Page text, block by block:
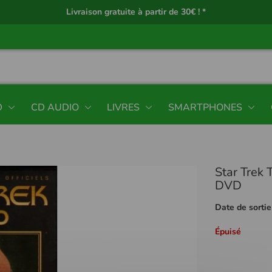
Livraison gratuite à partir de 30€ ! *
CD AUDIO LIVRES SMARTPHONES
Star Trek
DVD
Date de sortie
Épuisé